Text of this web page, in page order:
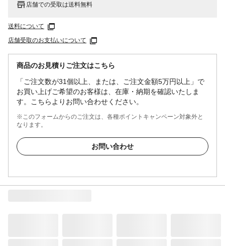
店舗での受取は送料無料
送料について
店舗受取のお支払いについて
商品のお見積りご注文はこちら
「ご注文数が31個以上、または、ご注文金額5万円以上」で
お買い上げご希望のお客様は、在庫・納期を確認いたしま
す。こちらよりお問い合わせください。
※このフォームからのご注文は、各種ポイントキャンペーン対象外と
なります。
お問い合わせ